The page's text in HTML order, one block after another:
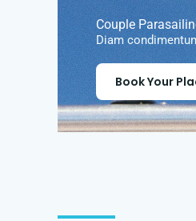
Couple
Diam
Book Your